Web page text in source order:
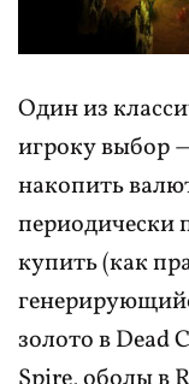
Один из
игроку выбор
накопить
периодически
купить (как
золото в Dead